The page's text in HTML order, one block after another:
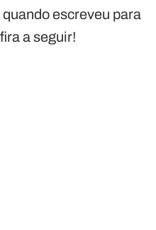
escreveu para
a seguir!